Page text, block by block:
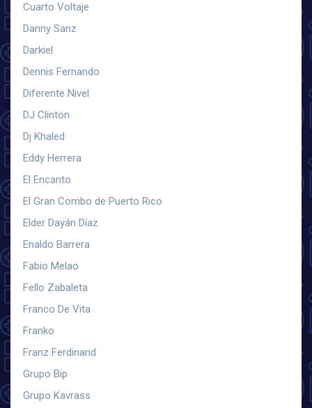
Cuarto Voltaje
Danny Sanz
Darkiel
Dennis Fernando
Diferente Nivel
DJ Clinton
Dj Khaled
Eddy Herrera
El Encanto
El Gran Combo de Puerto Rico
Elder Dayán Díaz
Enaldo Barrera
Fabio Melao
Fello Zabaleta
Franco De Vita
Franko
Franz Ferdinand
Grupo Bip
Grupo Kavrass